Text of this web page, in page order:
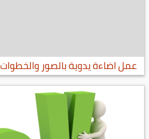
عمل اضاءة يدوية بالصور والخطوات